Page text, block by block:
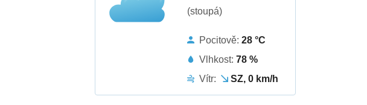
(stoupá)
Pocitově:28 °C
Vlhkost:78 %
Vítr:
SZ, 0 km/h